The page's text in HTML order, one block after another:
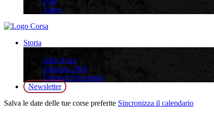
Video
Storia
Albo d’oro
Edizione 2026
Edizioni Precedenti
Newsletter
Salva le date delle tue corse preferite Sincronizza il calendario